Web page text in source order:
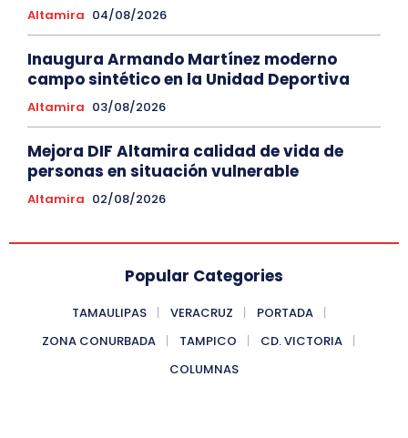
Altamira 04/08/2026
Inaugura Armando Martínez moderno
campo sintético en la Unidad Deportiva
Altamira 03/08/2026
Mejora DIF Altamira calidad de vida de
personas en situación vulnerable
Altamira 02/08/2026
Popular Categories
TAMAULIPAS VERACRUZ
PORTADA
ZONA CONURBADA
TAMPICO
CD. VICTORIA
COLUMNAS